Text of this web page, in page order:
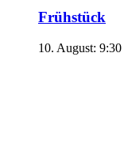
Frühstück
10. August: 9:30